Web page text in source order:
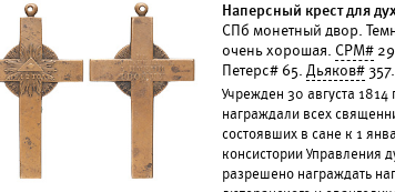
Наперсный крест для
СПб монетный двор.
очень хорошая. СРМ#
Петерс# 65. Дьяков#
Учрежден 30 августа
награждали всех
состоявших в сане к 1
консистории Управления
разрешено награждать